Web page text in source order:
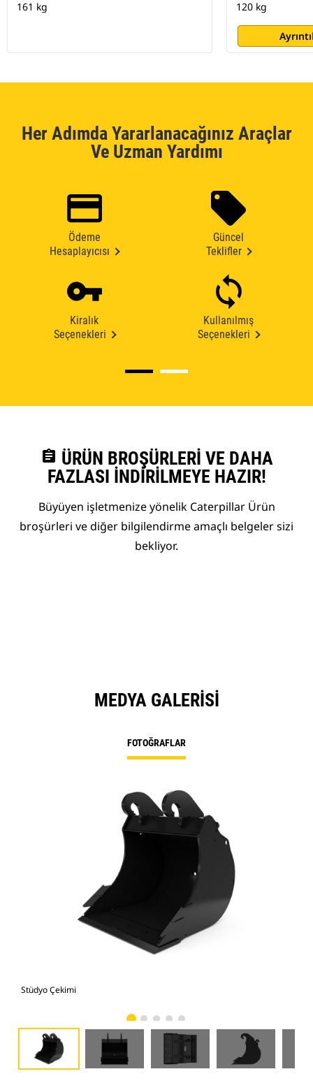
161 kg 120 kg
Her Adımda Yararlanacağınız Araçlar
Ve Uzman Yardımı
Ödeme
Hesaplayıcısı
Güncel
Teklifler
Kiralık
Seçenekleri
Kullanılmış
Seçenekleri
assignment ÜRÜN BROŞÜRLERI VE DAHA
FAZLASI İNDIRILMEYE HAZIR!
Büyüyen işletmenize yönelik Caterpillar Ürün
broşürleri ve diğer bilgilendirme amaçlı belgeler sizi
bekliyor.
MEDYA GALERISI
FOTOĞRAFLAR
Stüdyo Çekimi